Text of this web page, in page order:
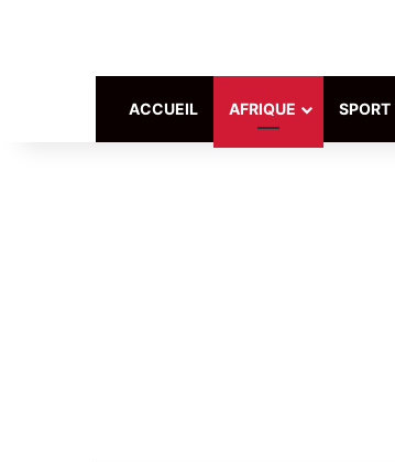
ACCUEIL AFRIQUE SPORT